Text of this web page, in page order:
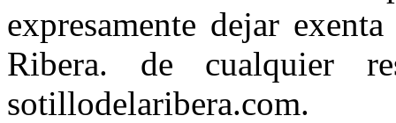
expresamente dejar
Ribera. de cualquier
sotillodelaribera.com.